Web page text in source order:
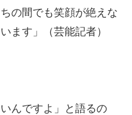
の間でも笑顔が絶えな
ます」（芸能記者）
んですよ」と語るの